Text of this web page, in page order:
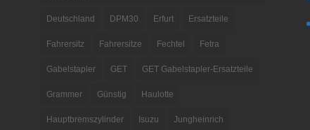
Deutschland DPM30 Erfurt Ersatzteile
Fahrersitz Fahrersitze Fechtel Fetra
Gabelstapler GET GET Gabelstapler-Ersatzteile
Grammer Günstig Haulotte
Hauptbremszylinder Isuzu Jungheinrich